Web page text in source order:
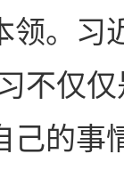
领。习
不仅
己的事